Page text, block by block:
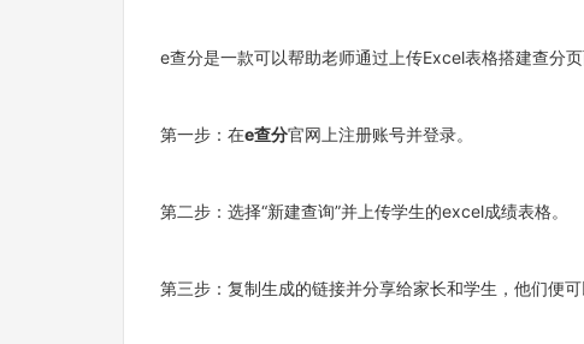
e查分是一款可以帮助老师通过上传Excel表格搭建查分
第一步：在e查分官网上注册账号并登录。
第二步：选择“新建查询”并上传学生的excel成绩表格。
第三步：复制生成的链接并分享给家长和学生，他们便可